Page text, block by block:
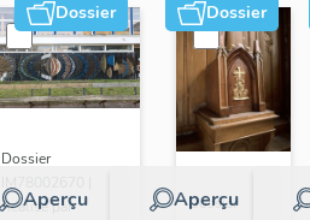
Dossier
Aperçu
Dossier
IM78002670 |
Réalisé par
Dossier
Aperçu
Dossier